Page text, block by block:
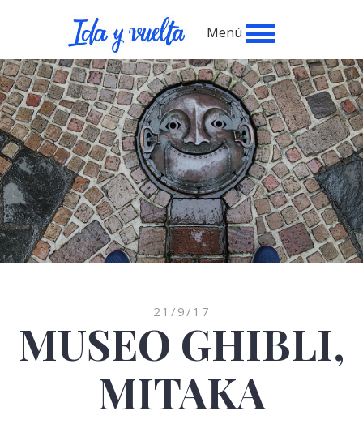
Menú
21/9/17
MUSEO GHIBLI,
MITAKA